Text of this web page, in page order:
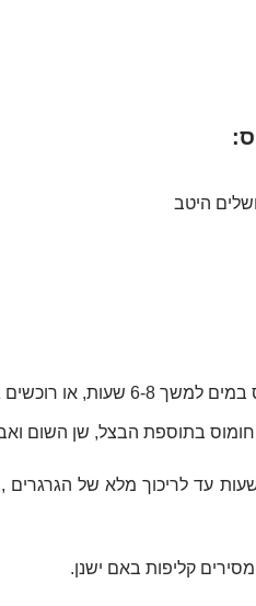
גרגירי חומוס מבושלים.
בתוספת הבצל, שן השום
קליפות באם ישנן.